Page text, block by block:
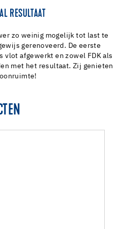
RESULTAAT
zo weinig mogelijk tot last te
gerenoveerd. De eerste
vlot afgewerkt en zowel FDK als
met het resultaat. Zij genieten